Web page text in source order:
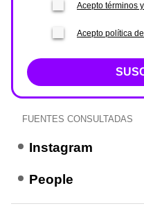
Acepto términos
Acepto política
FUENTES CONSULTADAS
Instagram
People